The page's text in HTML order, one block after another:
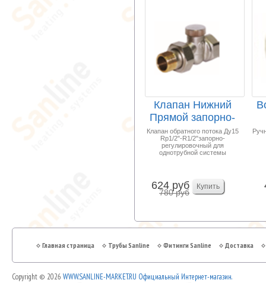
Клапан Нижний
Прямой запорно-
регулировочный
1/2...
Клапан обратного потока Ду15
Rp1/2"-R1/2"запорно-
регулировочный для
однотрубной системы
624 руб
780 руб
Главная страница Трубы Sanline Фитинги Sanline Доставка
Copyright © 2026 WWW.SANLINE-MARKET.RU Официальный Интернет-магазин.